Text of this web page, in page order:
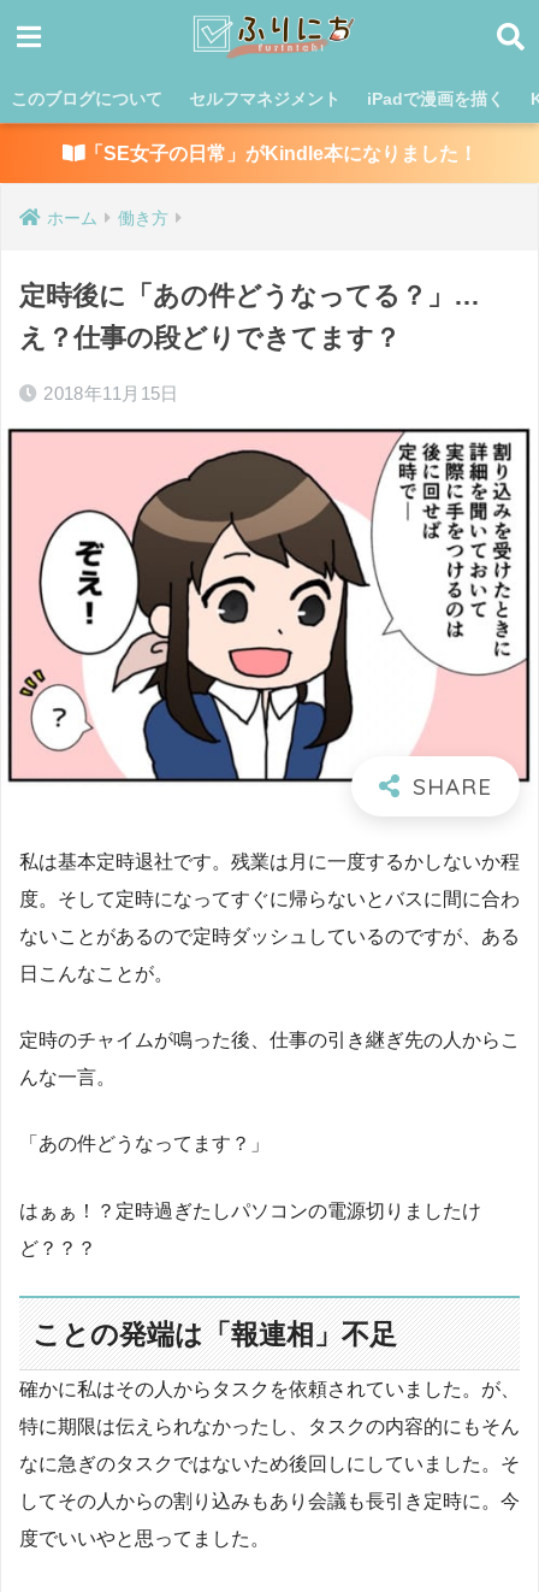
このブログについて セルフマネジメント iPadで漫画を描く
「SE女子の日常」がKindle本になりました！
ホーム 働き方
定時後に「あの件どうなってる？」…
え？仕事の段どりできてます？
2018年11月15日
私は基本定時退社です。残業は月に一度するかしないか程
度。そして定時になってすぐに帰らないとバスに間に合わ
ないことがあるので定時ダッシュしているのですが、ある
日こんなことが。
定時のチャイムが鳴った後、仕事の引き継ぎ先の人からこ
んな一言。
「あの件どうなってます？」
はぁぁ！？定時過ぎたしパソコンの電源切りましたけ
ど？？？
ことの発端は「報連相」不足
確かに私はその人からタスクを依頼されていました。が、
特に期限は伝えられなかったし、タスクの内容的にもそん
なに急ぎのタスクではないため後回しにしていました。そ
してその人からの割り込みもあり会議も長引き定時に。今
度でいいやと思ってました。